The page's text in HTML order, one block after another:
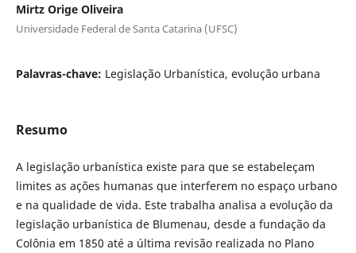
Mirtz Orige Oliveira
Universidade Federal de Santa Catarina (UFSC)
Palavras-chave: Legislação Urbanística, evolução urbana
Resumo
A legislação urbanística existe para que se estabeleçam
limites as ações humanas que interferem no espaço urbano
e na qualidade de vida. Este trabalha analisa a evolução da
legislação urbanística de Blumenau, desde a fundação da
Colônia em 1850 até a última revisão realizada no Plano